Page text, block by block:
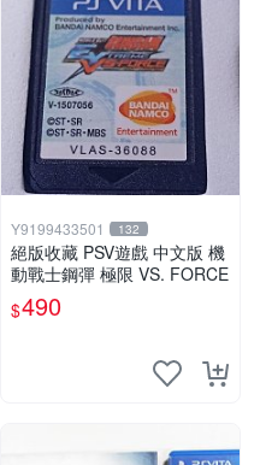
Y9199433501 132
絕版收藏 PSV遊戲 中文版 機
動戰士鋼彈 極限 VS. FORCE
$490